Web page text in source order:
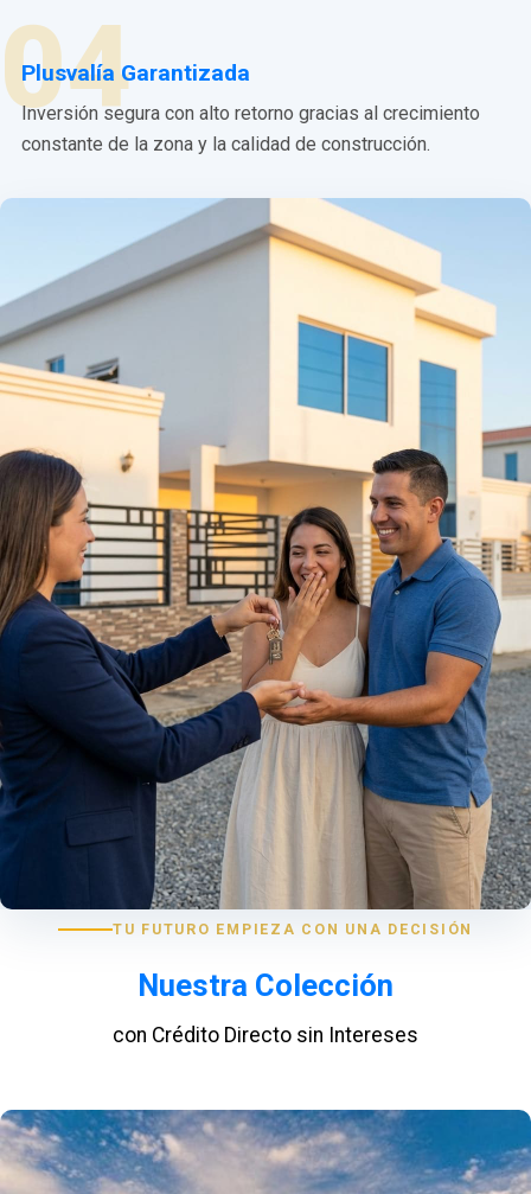
04
Plusvalía Garantizada
Inversión segura con alto retorno gracias al crecimiento
constante de la zona y la calidad de construcción.
TU FUTURO EMPIEZA CON UNA DECISIÓN
Nuestra Colección
con Crédito Directo sin Intereses